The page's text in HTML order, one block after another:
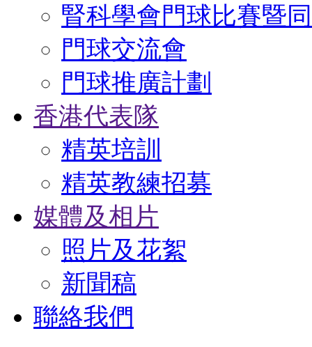
腎科學會門球比賽暨
門球交流會
門球推廣計劃
香港代表隊
精英培訓
精英教練招募
媒體及相片
照片及花絮
新聞稿
聯絡我們